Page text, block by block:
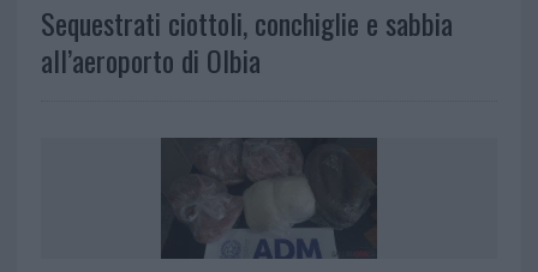
Sequestrati ciottoli, conchiglie e sabbia
all’aeroporto di Olbia